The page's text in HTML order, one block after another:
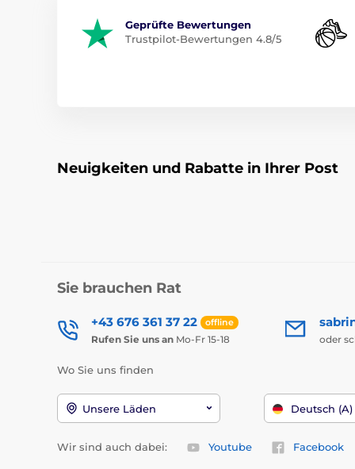
Geprüfte Bewertungen
Trustpilot-Bewertungen 4.8/5
Neuigkeiten und Rabatte in Ihrer Post
Sie brauchen Rat
+43 676 361 37 22 offline
Rufen Sie uns an Mo-Fr 15-18 oder
Wo Sie uns finden
Unsere Läden Deutsch (A)
Wir sind auch dabei: Youtube Facebook